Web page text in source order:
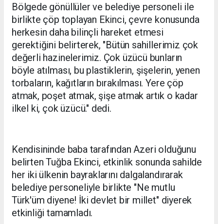
Bölgede gönüllüler ve belediye personeli ile
birlikte çöp toplayan Ekinci, çevre konusunda
herkesin daha bilinçli hareket etmesi
gerektiğini belirterek, "Bütün sahillerimiz çok
değerli hazinelerimiz. Çok üzücü bunların
böyle atılması, bu plastiklerin, şişelerin, yenen
torbaların, kağıtların bırakılması. Yere çöp
atmak, poşet atmak, şişe atmak artık o kadar
ilkel ki, çok üzücü." dedi.
Kendisininde baba tarafından Azeri olduğunu
belirten Tuğba Ekinci, etkinlik sonunda sahilde
her iki ülkenin bayraklarını dalgalandırarak
belediye personeliyle birlikte "Ne mutlu
Türk'üm diyene! İki devlet bir millet" diyerek
etkinliği tamamladı.